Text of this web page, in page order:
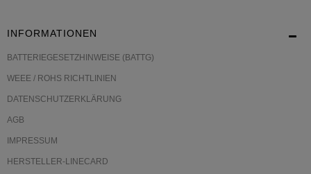
INFORMATIONEN
BATTERIEGESETZHINWEISE (BATTG)
WEEE / ROHS RICHTLINIEN
DATENSCHUTZERKLÄRUNG
AGB
IMPRESSUM
HERSTELLER-LINECARD